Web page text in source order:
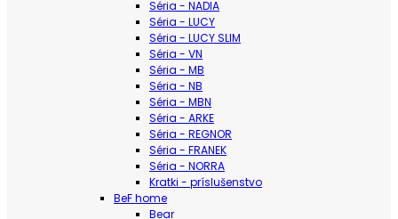
Séria - NADIA
Séria - LUCY
Séria - LUCY SLIM
Séria - VN
Séria - MB
Séria - NB
Séria - MBN
Séria - ARKE
Séria - REGNOR
Séria - FRANEK
Séria - NORRA
Kratki - príslušenstvo
BeF home
Bear